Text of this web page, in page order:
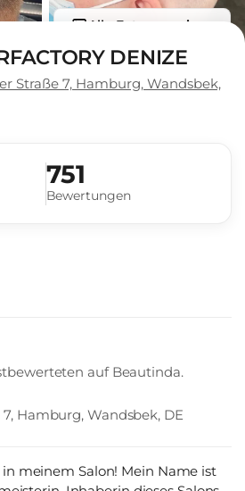
Alle Fotos anzeigen
DENIZE
Straße 7, Hamburg, Wandsbek,
751
Bewertungen
auf Beautinda.
Hamburg, Wandsbek, DE
meinem Salon! Mein Name ist